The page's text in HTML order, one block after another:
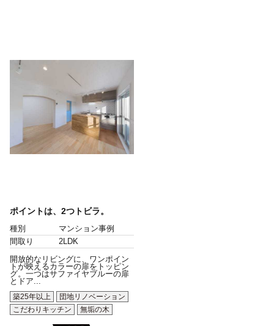
ポイントは、2つトビラ。
種別
マンション事例
間取り
2LDK
開放的なリビングに、ワンポイン
トが映えるカラーの扉をトッピン
グ。一つはサファイヤブルーの扉
とドア...
築25年以上
団地リノベーション
こだわりキッチン
無垢の木